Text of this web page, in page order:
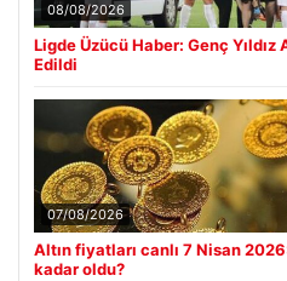
08/08/2026
Ligde Üzücü Haber: Genç
Edildi
07/08/2026
Altın fiyatları canlı 7 Nisan
kadar oldu?